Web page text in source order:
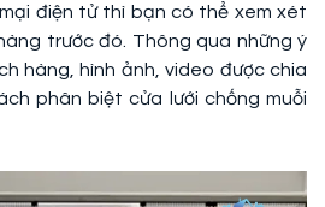
điện tử thì bạn có thể xem xét
trước đó. Thông qua những ý
hàng, hình ảnh, video được chia
phân biệt cửa lưới chống muỗi